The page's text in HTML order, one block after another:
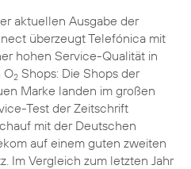
aktuellen Ausgabe der
überzeugt Telefónica mit
hohen Service-Qualität in
O2Shops: Die Shops der
Marke landen im großen
Test der Zeitschrift
mit der Deutschen
auf einem guten zweiten
Im Vergleich zum letzten Jahr